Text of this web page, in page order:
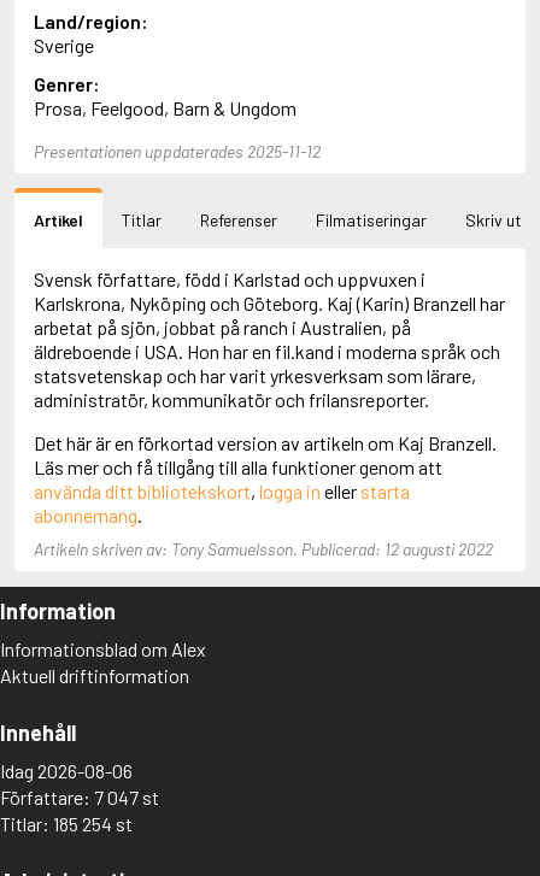
Adams, Jane
Adams, Richard
Adbåge, Emma
Adbåge, Lisen
Adelborg, Ottilia
Adiga, Aravind
Adnan, Etel
Adolfsson, Evert
Adolfsson, Gunnar
Adolfsson, Josefine
Adolfsson, Maria
Adolphsen, Peter
Land/region:
Sverige
Genrer:
Prosa, Feelgood, Barn & Ungdom
Presentationen uppdaterades 2025-11-12
Artikel Titlar Referenser Filmatiseringar Skriv ut
Svensk författare, född i Karlstad och uppvuxen i
Karlskrona, Nyköping och Göteborg. Kaj (Karin) Branzell har
arbetat på sjön, jobbat på ranch i Australien, på
äldreboende i USA. Hon har en fil.kand i moderna språk och
statsvetenskap och har varit yrkesverksam som lärare,
administratör, kommunikatör och frilansreporter.
Det här är en förkortad version av artikeln om Kaj Branzell.
Läs mer och få tillgång till alla funktioner genom att
använda ditt bibliotekskort, logga in eller starta
abonnemang
Artikeln skriven av: Tony Samuelsson. Publicerad: 12 augusti 2022
Information
Informationsblad om Alex
Aktuell driftinformation
Innehåll
Idag 2026-08-06
Författare: 7 047 st
Titlar: 185 254 st